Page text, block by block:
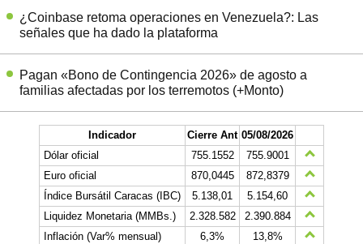
¿Coinbase retoma operaciones en Venezuela?: Las
señales que ha dado la plataforma
Pagan «Bono de Contingencia 2026» de agosto a
familias afectadas por los terremotos (+Monto)
Indicador Cierre Ant 05/08/2026
Dólar oficial
755.1552
755.9001
Euro oficial
870,0445
872,8379
Índice Bursátil Caracas (IBC)
5.138,01
5.154,60
Liquidez Monetaria (MMBs.)
2.328.582
2.390.884
Inflación (Var% mensual)
6,3%
13,8%